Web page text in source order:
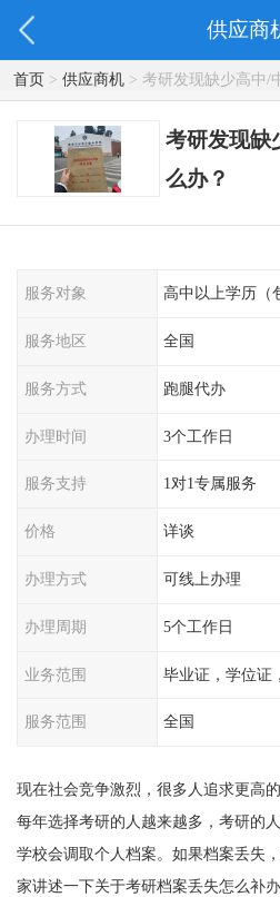
供应商
首页> 供应商机> 考研发现缺少高中/
考研发现缺
么办？
服务对象 高中以上学历（
服务地区 全国
服务方式 跑腿代办
办理时间 3个工作日
服务支持 1对1专属服务
价格 详谈
办理方式 可线上办理
办理周期 5个工作日
业务范围 毕业证，学位证
服务范围 全国
现在社会竞争激烈，很多人追求更高
每年选择考研的人越来越多，考研的
学校会调取个人档案。如果档案丢失
家讲述一下关于考研档案丢失怎么补